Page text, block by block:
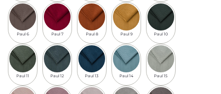
Paul 6 Paul 7 Paul 8 Paul 9 Paul 10
Paul 11 Paul 12 Paul 13 Paul 14 Paul 15